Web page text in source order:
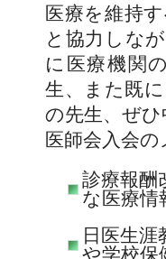
医療を維持
と協力しな
に医療機関
生、また既
の先生、ぜ
医師会入会
診療報酬
な医療情
日医生
や学校保